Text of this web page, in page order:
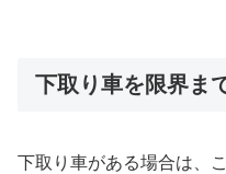
下取り車を限界ま
下取り車がある場合は、